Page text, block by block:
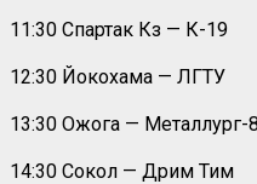
11:30 Спартак Кз — К-19
12:30 Йокохама — ЛГТУ
13:30 Ожога — Металлург-
14:30 Сокол — Дрим Тим